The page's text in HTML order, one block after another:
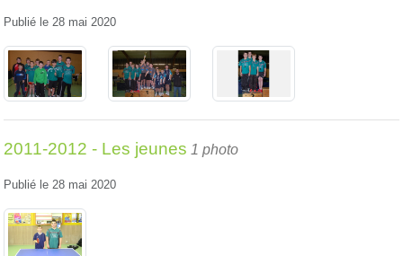
Publié le 28 mai 2020
2011-2012 - Les jeunes 1 photo
Publié le 28 mai 2020